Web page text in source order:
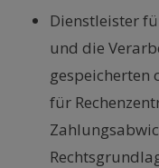
Dienstleister
und die
gespeicherten
für